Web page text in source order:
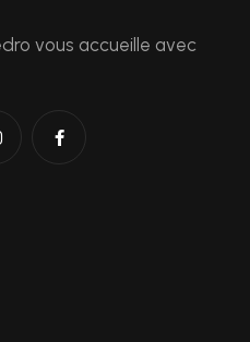
vous accueille avec